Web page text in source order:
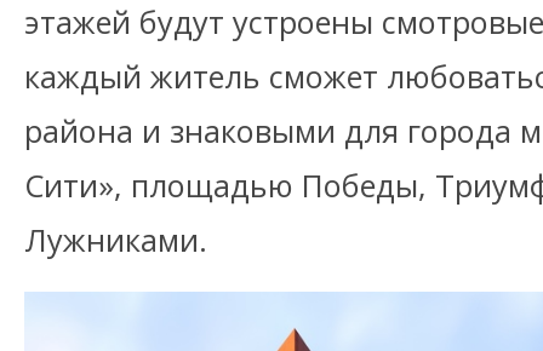
этажей будут устроены
каждый житель сможет
района и знаковыми для города
Сити», площадью Победы,
Лужниками.